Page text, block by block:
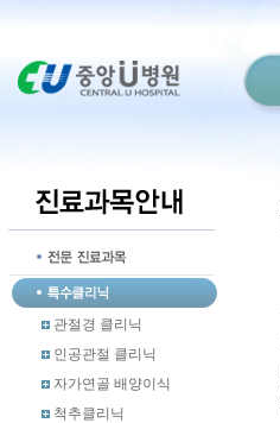
관절경 클리닉
인공관절 클리닉
자가연골 배양이식
척추클리닉